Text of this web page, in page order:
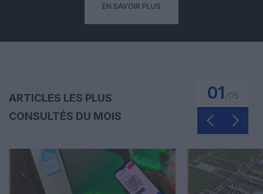
EN SAVOIR PLUS
ARTICLES LES PLUS
CONSULTÉS DU MOIS
01